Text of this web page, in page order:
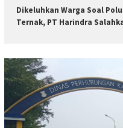
Dikeluhkan Warga Soal
Ternak, PT Harindra